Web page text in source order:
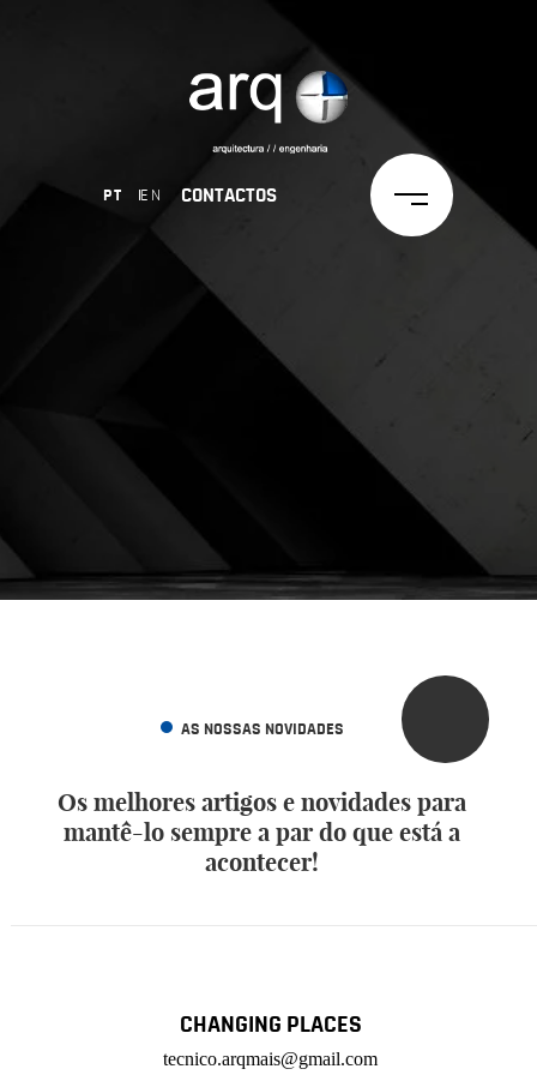
PT EN CONTACTOS
AS NOSSAS NOVIDADES
Os melhores artigos e novidades para
mantê-lo sempre a par do que está a
acontecer!
CHANGING PLACES
tecnico.arqmais@gmail.com